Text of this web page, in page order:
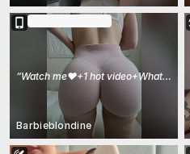
“Watch me❤️+1 hot video+Whatsapp+Goals for tks❤️
Barbieblondine